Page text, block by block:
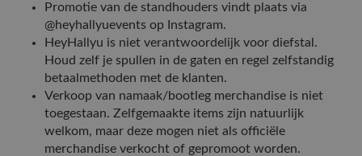
Promotie van de standhouders vindt plaats via
@heyhallyuevents op Instagram.
HeyHallyu is niet verantwoordelijk voor diefstal.
Houd zelf je spullen in de gaten en regel zelfstandig
betaalmethoden met de klanten.
Verkoop van namaak/bootleg merchandise is niet
toegestaan. Zelfgemaakte items zijn natuurlijk
welkom, maar deze mogen niet als officiële
merchandise verkocht of gepromoot worden.